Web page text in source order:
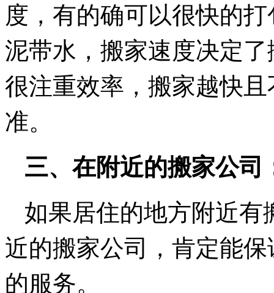
度，有的确可以很快的
泥带水，搬家速度决定
很注重效率，搬家越快
准。
三、在附近的搬家公司
如果居住的地方附近有
近的搬家公司，肯定能
的服务。